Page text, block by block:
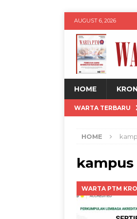
AUGUST 6, 2026
HOME
WARTA TERBARU
HOME
WARTA PTM